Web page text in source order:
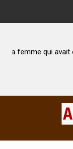
brûlée avec son